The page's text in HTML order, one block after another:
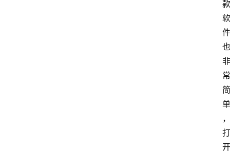
款
软
件
也
非
常
简
单
，
打
开